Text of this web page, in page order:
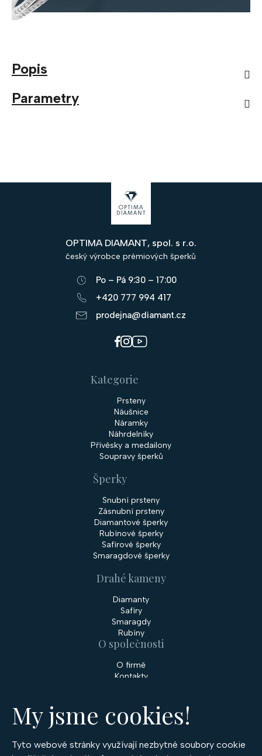
My jsme cookies!
Tyto webové stránky využívají nezbytné soubory cookie
Popis
Parametry
OPTIMA DIAMANT, spol. s r.o.
český výrobce prémiových šperků
Po – Pá 9:30 – 17:00
+420 777 994 417
prodejna@diamant.cz
Kategorie
Prsteny
Náušnice
Náramky
Náhrdelníky
Přívěsky a medailony
Soupravy šperků
Šperky
Snubní prsteny
Zásnubní prsteny
Diamantové šperky
Rubínové šperky
Safírové šperky
Smaragdové šperky
Drahé kameny
Diamanty
Safíry
Smaragdy
Rubíny
O společnosti
O firmě
Kontakty
Služby
Zakázková výroba šperků
Nakupování